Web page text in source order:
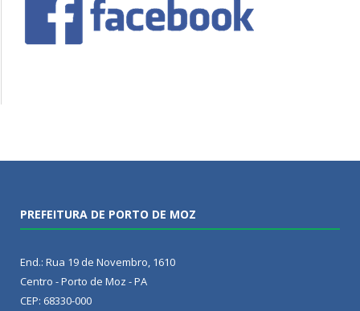
PREFEITURA DE PORTO DE MOZ
End.: Rua 19 de Novembro, 1610
Centro - Porto de Moz - PA
CEP: 68330-000